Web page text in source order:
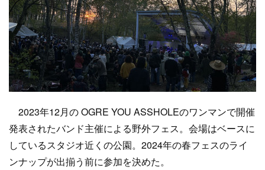
2023年12月の OGRE YOU ASSHOLEのワンマンで開催
発表されたバンド主催による野外フェス。会場はベースに
しているスタジオ近くの公園。2024年の春フェスのライ
ンナップが出揃う前に参加を決めた。